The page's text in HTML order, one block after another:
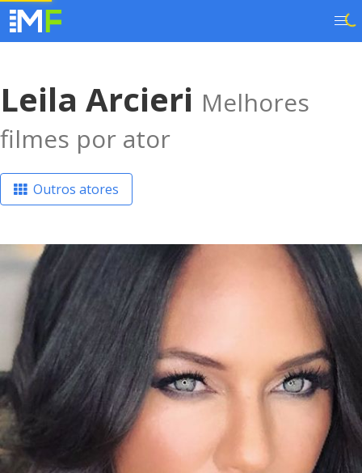
Leila Arcieri Melhores
filmes por ator
Outros atores